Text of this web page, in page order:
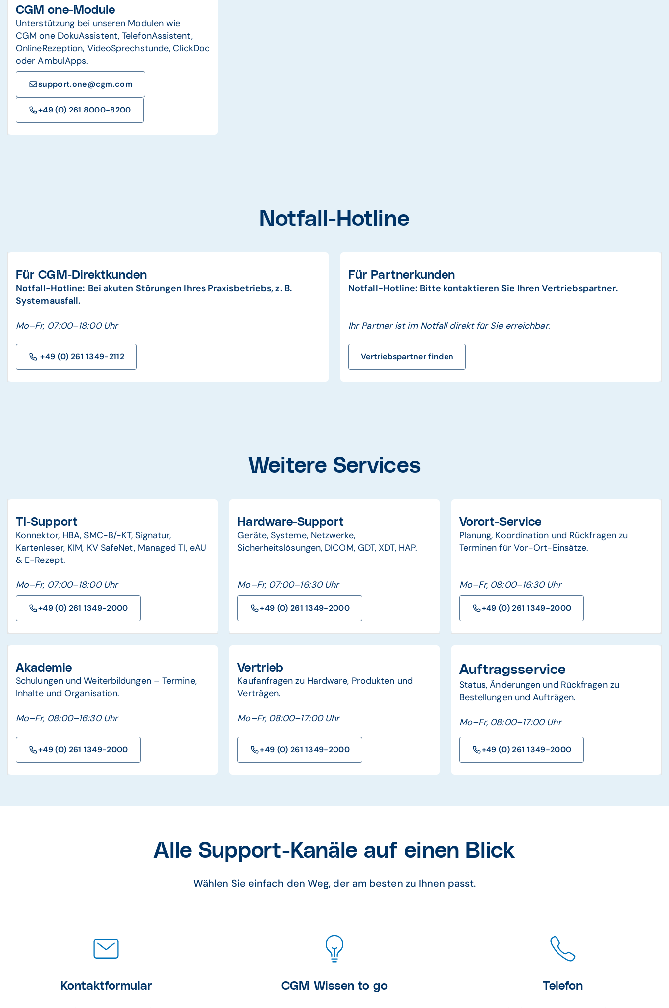
CGM one-Module
Unterstützung bei unseren Modulen wie
CGM one DokuAssistent, TelefonAssistent,
OnlineRezeption, VideoSprechstunde, ClickDoc
oder AmbulApps.
support.one@cgm.com
+49 (0) 261 8000-8200
Notfall-Hotline
Für CGM-Direktkunden
Notfall-Hotline: Bei akuten Störungen Ihres Praxisbetriebs, z. B.
Systemausfall.
Mo–Fr, 07:00–18:00 Uhr
+49 (0) 261 1349-2112
Für Partnerkunden
Notfall-Hotline: Bitte kontaktieren Sie Ihren Vertriebspartner.
Ihr Partner ist im Notfall direkt für Sie erreichbar.
Vertriebspartner finden
Weitere Services
TI-Support
Konnektor, HBA, SMC-B/-KT, Signatur,
Kartenleser, KIM, KV SafeNet, Managed TI, eAU
& E-Rezept.
Mo–Fr, 07:00–18:00 Uhr
+49 (0) 261 1349-2000
Hardware-Support
Geräte, Systeme, Netzwerke,
Sicherheitslösungen, DICOM, GDT, XDT, HAP.
Mo–Fr, 07:00–16:30 Uhr
+49 (0) 261 1349-2000
Vorort-Service
Planung, Koordination und Rückfragen zu
Terminen für Vor-Ort-Einsätze.
Mo–Fr, 08:00–16:30 Uhr
+49 (0) 261 1349-2000
Akademie
Schulungen und Weiterbildungen – Termine,
Inhalte und Organisation.
Mo–Fr, 08:00–16:30 Uhr
+49 (0) 261 1349-2000
Vertrieb
Kaufanfragen zu Hardware, Produkten und
Verträgen.
Mo–Fr, 08:00–17:00 Uhr
+49 (0) 261 1349-2000
Auftragsservice
Status, Änderungen und Rückfragen zu
Bestellungen und Aufträgen.
Mo–Fr, 08:00–17:00 Uhr
+49 (0) 261 1349-2000
Alle Support-Kanäle auf einen Blick
Wählen Sie einfach den Weg, der am besten zu Ihnen passt.
Kontaktformular CGM Wissen to go Telefon